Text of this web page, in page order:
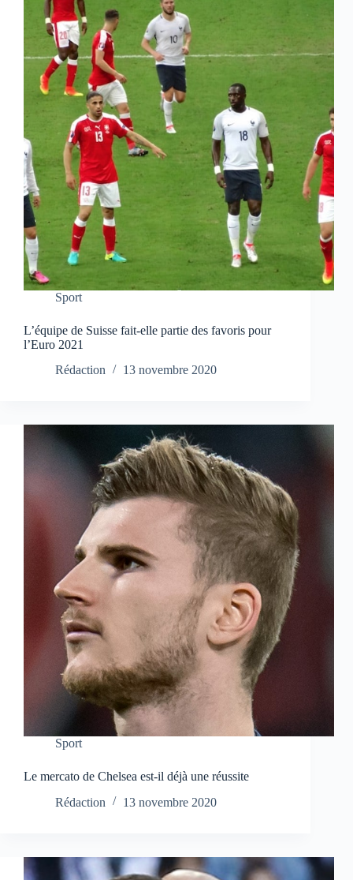
Sport
L’équipe de Suisse fait-elle partie des favoris pour
l’Euro 2021
Rédaction
13 novembre 2020
Sport
Le mercato de Chelsea est-il déjà une réussite
Rédaction
13 novembre 2020